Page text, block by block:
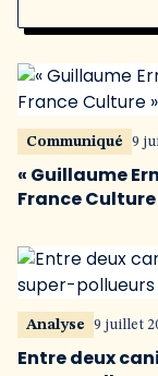
Communiqué 9
« Guillaume
France Culture
Analyse 9 juillet
Entre deux